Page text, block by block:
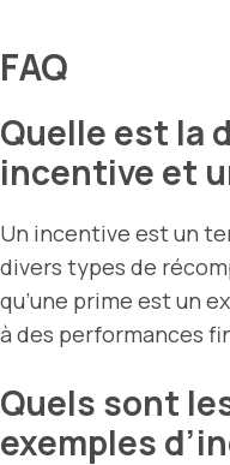
FAQ
Quelle est la
incentive et
Un incentive est un
divers types de
qu’une prime est un
à des performances
Quels sont
exemples